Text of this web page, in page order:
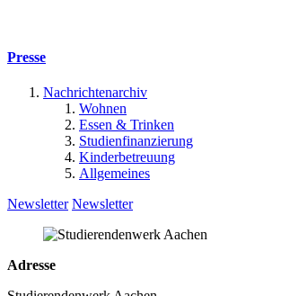
Presse
Nachrichtenarchiv
Wohnen
Essen & Trinken
Studienfinanzierung
Kinderbetreuung
Allgemeines
Newsletter Newsletter
Adresse